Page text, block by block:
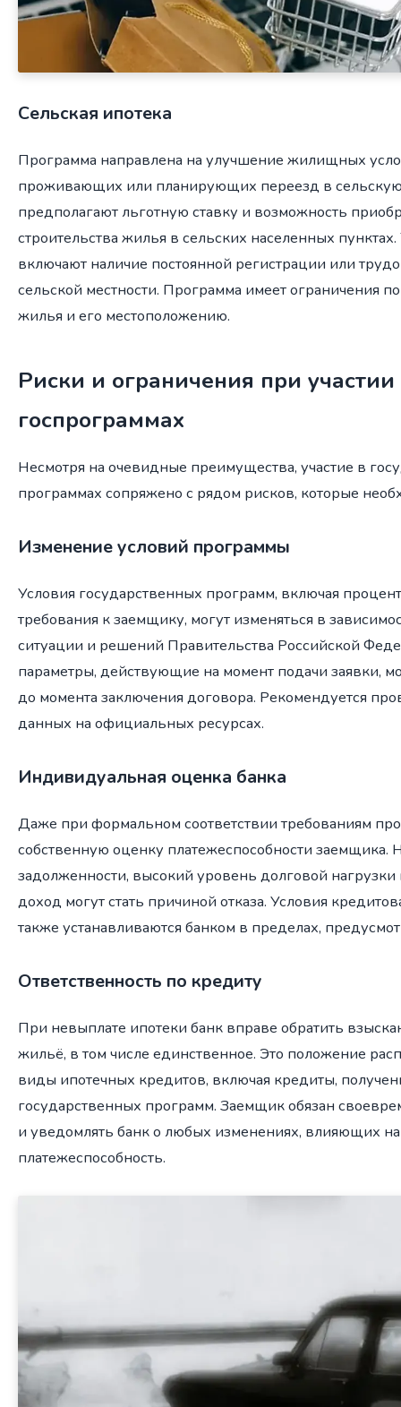
Сельская ипотека
Программа направлена на улучшение жилищных
проживающих или планирующих переезд в сельскую
предполагают льготную ставку и возможность
строительства жилья в сельских населенных
включают наличие постоянной регистрации или
сельской местности. Программа имеет ограничения
жилья и его местоположению.
Риски и ограничения при участии
госпрограммах
Несмотря на очевидные преимущества, участие в
программах сопряжено с рядом рисков, которые
Изменение условий программы
Условия государственных программ, включая
требования к заемщику, могут изменяться в
ситуации и решений Правительства Российской
параметры, действующие на момент подачи заявки,
до момента заключения договора. Рекомендуется
данных на официальных ресурсах.
Индивидуальная оценка банка
Даже при формальном соответствии требованиям
собственную оценку платежеспособности заемщика.
задолженности, высокий уровень долговой нагрузки
доход могут стать причиной отказа. Условия
также устанавливаются банком в пределах,
Ответственность по кредиту
При невыплате ипотеки банк вправе обратить
жильё, в том числе единственное. Это положение
виды ипотечных кредитов, включая кредиты,
государственных программ. Заемщик обязан
и уведомлять банк о любых изменениях, влияющих
платежеспособность.